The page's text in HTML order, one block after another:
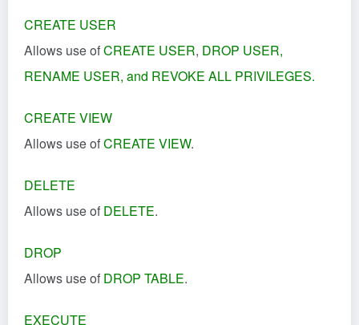
CREATE USER
Allows use ofCREATE USER, DROP USER,
RENAME USER, and REVOKE ALL PRIVILEGES.
CREATE VIEW
Allows use ofCREATE VIEW.
DELETE
Allows use of DELETE.
DROP
Allows use of DROP TABLE.
EXECUTE